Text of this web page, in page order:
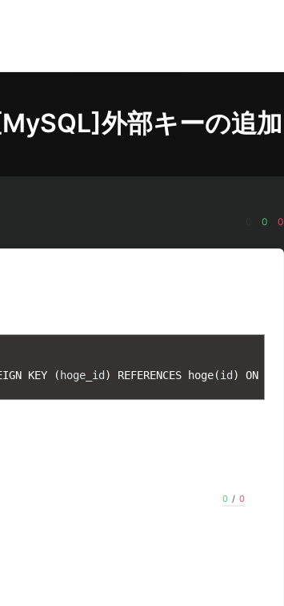
外部キーの追加
0 0
KEY ( hoge_id ) REFERENCES hoge(id )
0 / 0